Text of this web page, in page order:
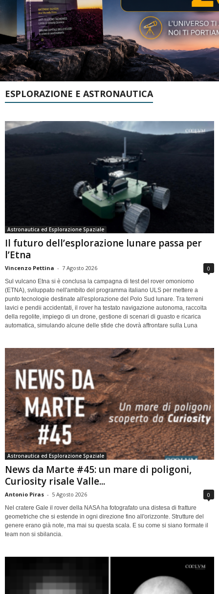
ESPLORAZIONE E ASTRONAUTICA
Astronautica ed Esplorazione Spaziale
Il futuro dell’esplorazione lunare passa per
l’Etna
Vincenzo Pettina - 7 Agosto 2026 0
Sul vulcano Etna si è conclusa la campagna di test del rover omoniomo
(ETNA), sviluppato nell'ambito del programma italiano ULS per mettere a
punto tecnologie destinate all'esplorazione del Polo Sud lunare. Tra terreni
lavici e pendii accidentati, il rover ha testato navigazione autonoma, raccolta
della regolite, impiego di un drone, gestione di scenari di guasto e ricarica
automatica, simulando alcune delle sfide che dovrà affrontare sulla Luna
Astronautica ed Esplorazione Spaziale
News da Marte #45: un mare di poligoni,
Curiosity risale Valle...
Antonio Piras - 5 Agosto 2026 0
Nel cratere Gale il rover della NASA ha fotografato una distesa di fratture
geometriche che si estende in ogni direzione fino all'orizzonte. Strutture del
genere erano già note, ma mai su questa scala. E su come si siano formate il
team non si sbilancia.